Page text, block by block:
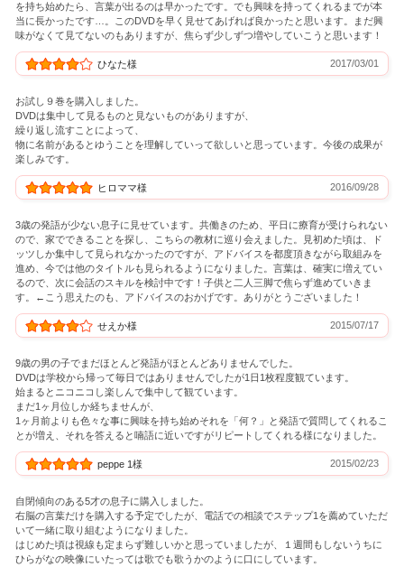
を持ち始めたら、言葉が出るのは早かったです。でも興味を持ってくれるまでが本
当に長かったです…。このDVDを早く見せてあげれば良かったと思います。まだ興
味がなくて見てないのもありますが、焦らず少しずつ増やしていこうと思います！
ひなた様 2017/03/01
お試し９巻を購入しました。
DVDは集中して見るものと見ないものがありますが、
繰り返し流すことによって、
物に名前があるとゆうことを理解していって欲しいと思っています。今後の成果が
楽しみです。
ヒロママ様 2016/09/28
3歳の発語が少ない息子に見せています。共働きのため、平日に療育が受けられない
ので、家でできることを探し、こちらの教材に巡り会えました。見初めた頃は、ド
ッツしか集中して見られなかったのですが、アドバイスを都度頂きながら取組みを
進め、今では他のタイトルも見られるようになりました。言葉は、確実に増えてい
るので、次に会話のスキルを検討中です！子供と二人三脚で焦らず進めていきま
す。←こう思えたのも、アドバイスのおかげです。ありがとうございました！
せえか様 2015/07/17
9歳の男の子でまだほとんど発語がほとんどありませんでした。
DVDは学校から帰って毎日ではありませんでしたが1日1枚程度観ています。
始まるとニコニコし楽しんで集中して観ています。
まだ1ヶ月位しか経ちませんが、
1ヶ月前よりも色々な事に興味を持ち始めそれを「何？」と発語で質問してくれるこ
とが増え、それを答えると喃語に近いですがリピートしてくれる様になりました。
peppe 1様 2015/02/23
自閉傾向のある5才の息子に購入しました。
右脳の言葉だけを購入する予定でしたが、電話での相談でステップ1を薦めていただ
いて一緒に取り組むようになりました。
はじめた頃は視線も定まらず難しいかと思っていましたが、１週間もしないうちに
ひらがなの映像にいたっては歌でも歌うかのように口にしています。